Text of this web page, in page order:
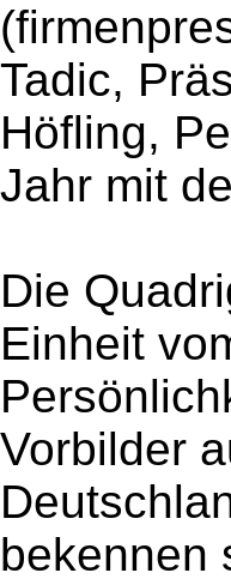
Tadic,
Höfling,
Jahr mit
Die
Einheit
Vorbilder
bekennen